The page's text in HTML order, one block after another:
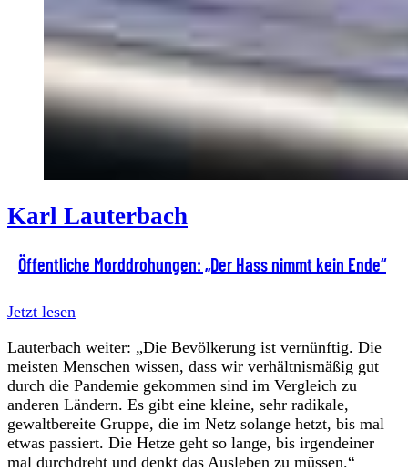
Karl Lauterbach
Öffentliche Morddrohungen: „Der Hass nimmt kein Ende“
Jetzt lesen
Lauterbach weiter: „Die Bevölkerung ist vernünftig. Die
meisten Menschen wissen, dass wir verhältnismäßig gut
durch die Pandemie gekommen sind im Vergleich zu
anderen Ländern. Es gibt eine kleine, sehr radikale,
gewaltbereite Gruppe, die im Netz solange hetzt, bis mal
etwas passiert. Die Hetze geht so lange, bis irgendeiner
mal durchdreht und denkt das Ausleben zu müssen.“